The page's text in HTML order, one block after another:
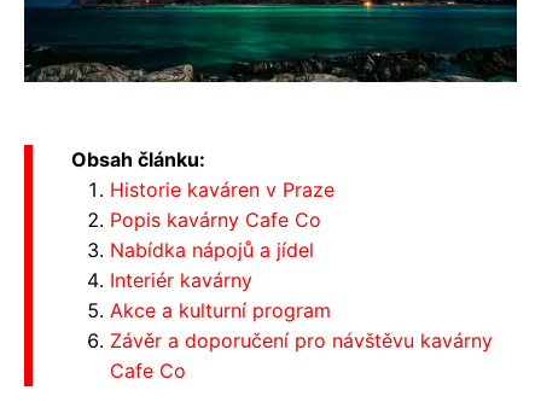
Obsah článku:
Historie kaváren v Praze
Popis kavárny Cafe Co
Nabídka nápojů a jídel
Interiér kavárny
Akce a kulturní program
Závěr a doporučení pro návštěvu kavárny
Cafe Co